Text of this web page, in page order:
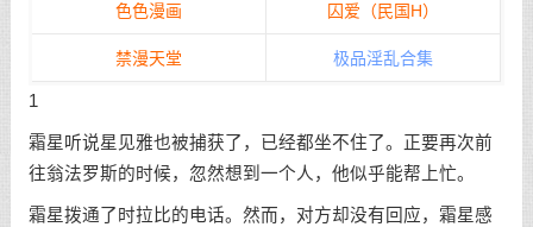
色色漫画 囚爱（民国H）
禁漫天堂 极品淫乱合集
1
霜星听说星见雅也被捕获了，已经都坐不住了。正要再次前
往翁法罗斯的时候，忽然想到一个人，他似乎能帮上忙。
霜星拨通了时拉比的电话。然而，对方却没有回应，霜星感